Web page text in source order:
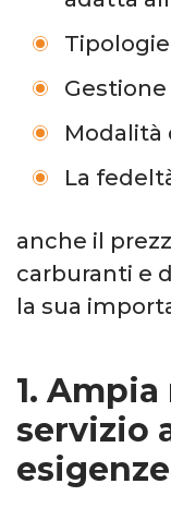
Modalità
La
anche il
carburanti e
la sua
1.
servizio
esigenze